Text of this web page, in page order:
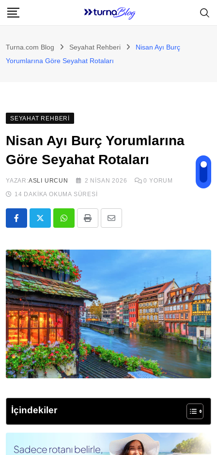
Skip
Turna.com Blog Seyahat Rehberi
Nisan Ayı Burç
Yorumlarına Göre Seyahat Rotaları
SEYAHAT REHBERI
Nisan Ayı Burç Yorumlarına
Göre Seyahat Rotaları
YAZAR:ASLI URCUN 2 NISAN 2026 0 YORUM
14 DAKIKA OKUMA SÜRESI
Whatsapp
Print
ile
İçindekiler